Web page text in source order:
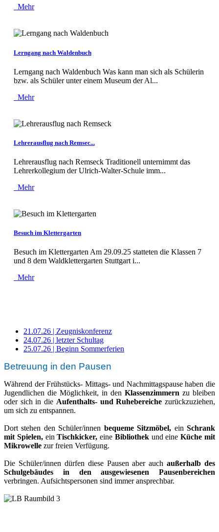
Mehr
Lerngang nach Waldenbuch
Lerngang nach Waldenbuch Was kann man sich als Schülerin
bzw. als Schüler unter einem Museum der Al...
Mehr
Lehrerausflug nach Remsec...
Lehrerausflug nach Remseck Traditionell unternimmt das
Lehrerkollegium der Ulrich-Walter-Schule imm...
Mehr
Besuch im Klettergarten
Besuch im Klettergarten Am 29.09.25 statteten die Klassen 7
und 8 dem Waldklettergarten Stuttgart i...
Mehr
21.07.26 | Zeugniskonferenz
24.07.26 | letzter Schultag
25.07.26 | Beginn Sommerferien
Betreuung in den Pausen
Während der Frühstücks- Mittags- und Nachmittagspause haben die
Jugendlichen die Möglichkeit, in den Klassenzimmern zu bleiben
oder sich in die Aufenthalts- und Ruhebereiche zurückzuziehen,
um sich zu entspannen.
Dort stehen den Schüler/innen bequeme Sitzmöbel, einSchrank
mit Spielen,einTischkicker,eine Bibliothekund eineKüche mit
Mikrowelle zur freien Verfügung.
Die Schüler/innen dürfen diese Pausen aber auchaußerhalb des
Schulgebäudes in den ausgewiesenen Pausenbereichen
verbringen. Aufsichtspersonen sind immer ansprechbar.